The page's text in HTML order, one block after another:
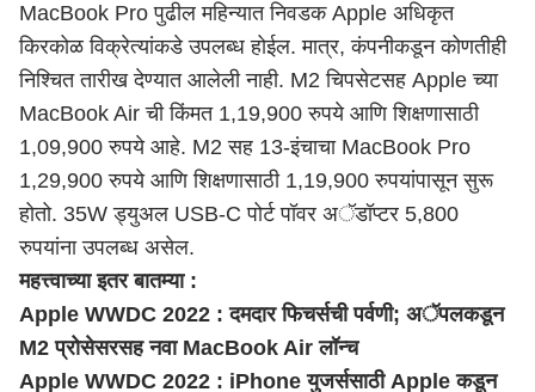
MacBook Pro पुढील महिन्यात निवडक Apple अधिकृत
किरकोळ विक्रेत्यांकडे उपलब्ध होईल. मात्र, कंपनीकडून कोणतीही
निश्चित तारीख देण्यात आलेली नाही. M2 चिपसेटसह Apple च्या
MacBook Air ची किंमत 1,19,900 रुपये आणि शिक्षणासाठी
1,09,900 रुपये आहे. M2 सह 13-इंचाचा MacBook Pro
1,29,900 रुपये आणि शिक्षणासाठी 1,19,900 रुपयांपासून सुरू
होतो. 35W ड्युअल USB-C पोर्ट पॉवर अॅडॉप्टर 5,800
रुपयांना उपलब्ध असेल.
महत्त्वाच्या इतर बातम्या :
Apple WWDC 2022 : दमदार फिचर्सची पर्वणी; अॅपलकडून
M2 प्रोसेसरसह नवा MacBook Air लॉन्च
Apple WWDC 2022 : iPhone युजर्ससाठी Apple कडून